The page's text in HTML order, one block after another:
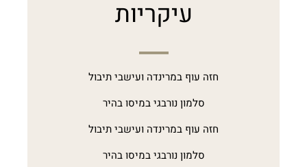
עיקריות
חזה עוף במרינדה ועישבי תיבול
סלמון נורבגי במיסו בהיר
חזה עוף במרינדה ועישבי תיבול
סלמון נורבגי במיסו בהיר